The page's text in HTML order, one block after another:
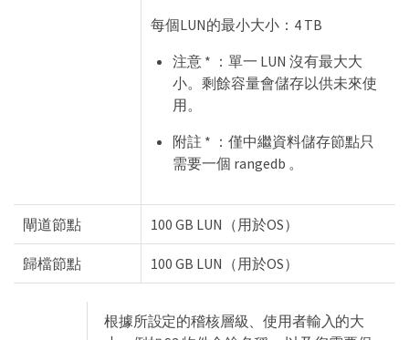
每個LUN的最小大小：4 TB
注意 * ：單一 LUN 沒有最大大
小。剩餘容量會儲存以供未來使
用。
附註 * ：僅中繼資料儲存節點只
需要一個 rangedb 。
閘道節點 100 GB LUN（用於OS）
歸檔節點 100 GB LUN（用於OS）
根據所設定的稽核層級、使用者輸入的大